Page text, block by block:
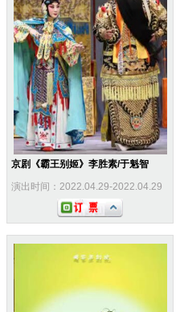
京剧《霸王别姬》李胜素/于魁智
演出时间：2022.04.29-2022.04.29